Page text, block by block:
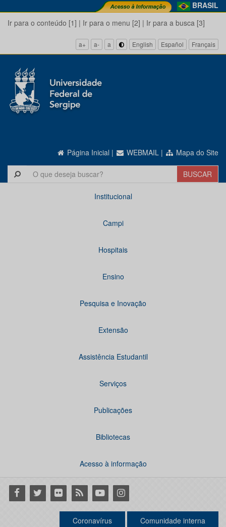
BRASIL
Ir para o conteúdo [1] | Ir para o menu [2] | Ir para a busca [3]
a+ a- a English Español Français
Página Inicial | WEBMAIL | Mapa do Site
Institucional
Campi
Hospitais
Ensino
Pesquisa e Inovação
Extensão
Assistência Estudantil
Serviços
Publicações
Bibliotecas
Acesso à informação
Facebook
Twitter Flickr RSS YoutubeInstagram
Coronavírus Comunidade interna